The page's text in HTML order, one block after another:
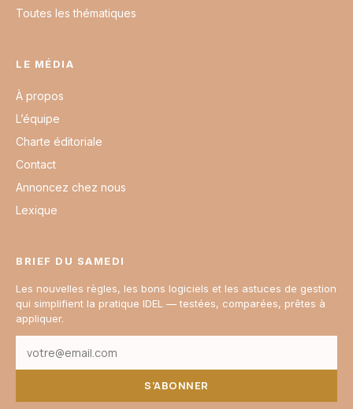
Toutes les thématiques
LE MÉDIA
À propos
L’équipe
Charte éditoriale
Contact
Annoncez chez nous
Lexique
BRIEF DU SAMEDI
Les nouvelles règles, les bons logiciels et les astuces de gestion
qui simplifient la pratique IDEL — testées, comparées, prêtes à
appliquer.
S’ABONNER